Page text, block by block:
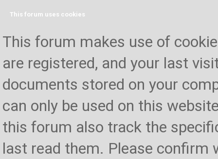
This forum uses cookies
This forum makes use of
are registered, and your last
documents stored on your
can only be used on this
this forum also track the
last read them. Please confirm